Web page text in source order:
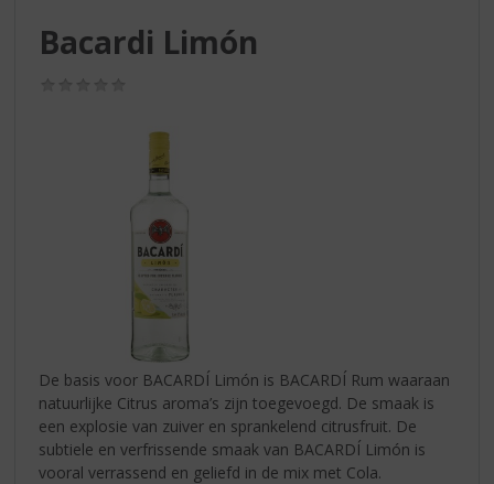
Bacardi Limón
De basis voor BACARDÍ Limón is BACARDÍ Rum waaraan
natuurlijke Citrus aroma’s zijn toegevoegd. De smaak is
een explosie van zuiver en sprankelend citrusfruit. De
subtiele en verfrissende smaak van BACARDÍ Limón is
vooral verrassend en geliefd in de mix met Cola.